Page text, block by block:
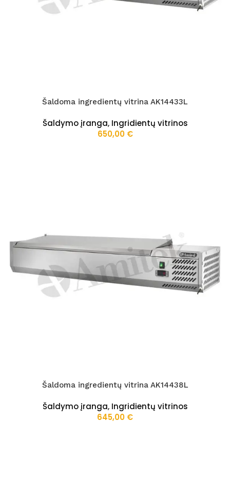
Šaldoma ingredientų vitrina AK14433L
Šaldymo įranga, Ingridientų vitrinos
650,00 €
Šaldoma ingredientų vitrina AK14438L
Šaldymo įranga, Ingridientų vitrinos
645,00 €